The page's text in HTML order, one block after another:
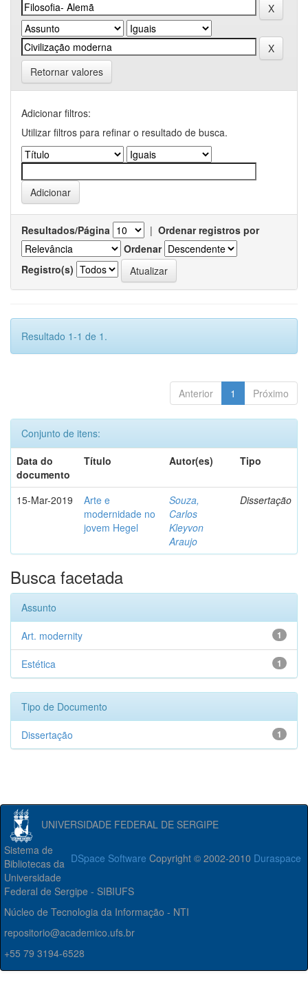
Retornar valores
Adicionar filtros:
Utilizar filtros para refinar o resultado de busca.
Resultados/Página | Ordenar registros por
Ordenar
Registro(s)
Resultado 1-1 de 1.
Anterior 1 Próximo
Conjunto de itens:
Data do
documento
Título Autor(es) Tipo
15-Mar-2019
Arte e
modernidade no
jovem Hegel
Souza,
Carlos
Kleyvon
Araujo
Dissertação
Busca facetada
Assunto
1
Art. modernity
1
Estética
Tipo de Documento
1
Dissertação
UNIVERSIDADE FEDERAL DE SERGIPE
DSpace Software Copyright © 2002-2010 Duraspace
Sistema de
Bibliotecas da
Universidade
Federal de Sergipe - SIBIUFS
Núcleo de Tecnologia da Informação - NTI
repositorio@academico.ufs.br
+55 79 3194-6528